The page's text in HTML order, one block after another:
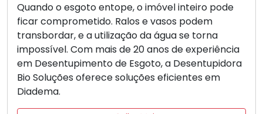
Quando o esgoto entope, o imóvel inteiro pode
ficar comprometido. Ralos e vasos podem
transbordar, e a utilização da água se torna
impossível. Com mais de 20 anos de experiência
em Desentupimento de Esgoto, a Desentupidora
Bio Soluções oferece soluções eficientes em
Diadema.